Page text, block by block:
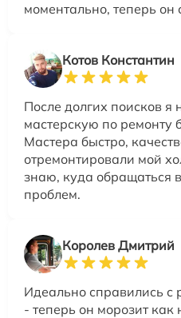
моментально, теперь он
Котов Константин
После долгих поисков
мастерскую по ремонту
Мастера быстро,
отремонтировали мой
знаю, куда обращаться
проблем.
Королев Дмитрий
Идеально справились с
- теперь он морозит как